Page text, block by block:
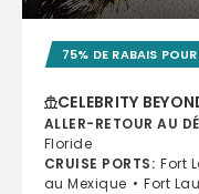
75% DE RABAIS
CELEBRITY
ALLER-RETOUR AU
Floride
CRUISE PORTS: Fort
au Mexique
Fort